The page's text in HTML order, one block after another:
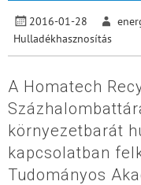
2016-01-28
Hulladékhasznosítás
A Homatech
környezetbarát
kapcsolatban
Tudományos